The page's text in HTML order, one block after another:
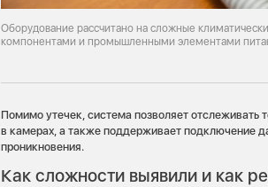
Оборудование рассчитано на сложные
компонентами и промышленными элементами
Помимо утечек, система позволяет отслеживать
в камерах, а также поддерживает подключение
проникновения.
Как сложности выявили и как